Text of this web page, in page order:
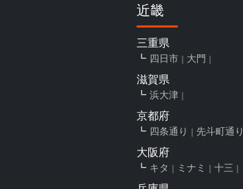
近畿
三重県
四日市 大門
滋賀県
浜大津
京都府
四条通り 先斗町通り
大阪府
キタ ミナミ 十三